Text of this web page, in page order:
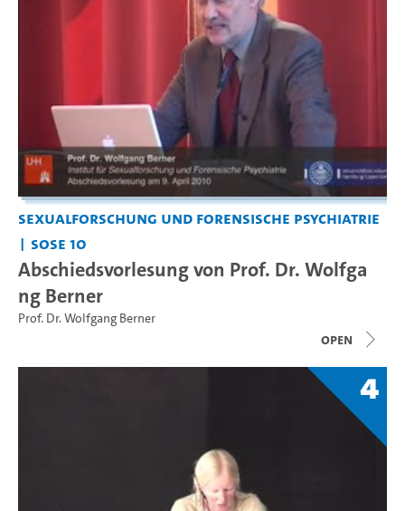
Sexualforschung und Forensische Psychiatrie
SoSe 10
Abschiedsvorlesung von Prof. Dr. Wolfga
ng Berner
Prof. Dr. Wolfgang Berner
open
4